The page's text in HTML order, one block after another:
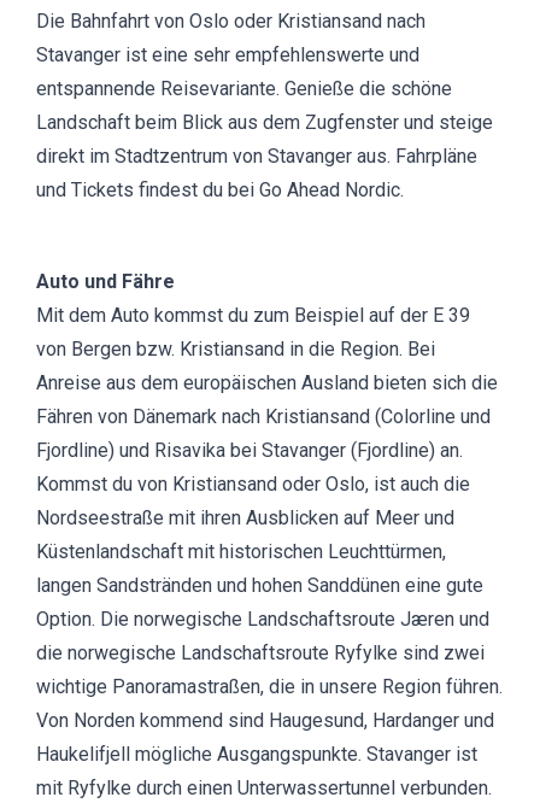
Die Bahnfahrt von Oslo oder Kristiansand nach
Stavanger ist eine sehr empfehlenswerte und
entspannende Reisevariante. Genieße die schöne
Landschaft beim Blick aus dem Zugfenster und steige
direkt im Stadtzentrum von Stavanger aus. Fahrpläne
und Tickets findest du bei Go Ahead Nordic.
Auto und Fähre
Mit dem Auto kommst du zum Beispiel auf der E 39
von Bergen bzw. Kristiansand in die Region. Bei
Anreise aus dem europäischen Ausland bieten sich die
Fähren von Dänemark nach Kristiansand (Colorline und
Fjordline) und Risavika bei Stavanger (Fjordline) an.
Kommst du von Kristiansand oder Oslo, ist auch die
Nordseestraße mit ihren Ausblicken auf Meer und
Küstenlandschaft mit historischen Leuchttürmen,
langen Sandstränden und hohen Sanddünen eine gute
Option. Die norwegische Landschaftsroute Jæren und
die norwegische Landschaftsroute Ryfylke sind zwei
wichtige Panoramastraßen, die in unsere Region führen.
Von Norden kommend sind Haugesund, Hardanger und
Haukelifjell mögliche Ausgangspunkte. Stavanger ist
mit Ryfylke durch einen Unterwassertunnel verbunden.